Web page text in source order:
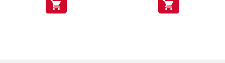
shopping_cart shopping_cart